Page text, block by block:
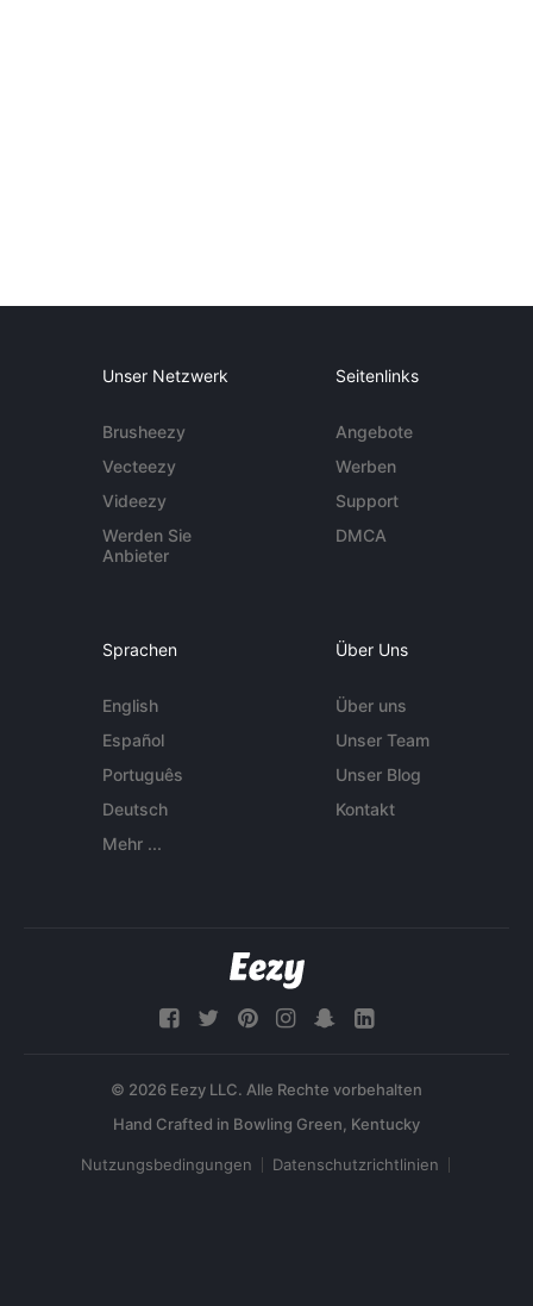
Unser Netzwerk
Brusheezy
Vecteezy
Videezy
Werden Sie
Anbieter
Seitenlinks
Angebote
Werben
Support
DMCA
Sprachen
English
Español
Português
Deutsch
Mehr ...
Über Uns
Über uns
Unser Team
Unser Blog
Kontakt
© 2026 Eezy LLC. Alle Rechte vorbehalten
Nutzungsbedingungen Datenschutzrichtlinien